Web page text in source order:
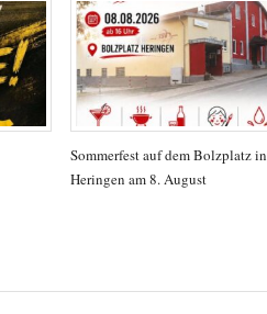
Sommerfest auf dem Bolzplatz in
Heringen am 8. August